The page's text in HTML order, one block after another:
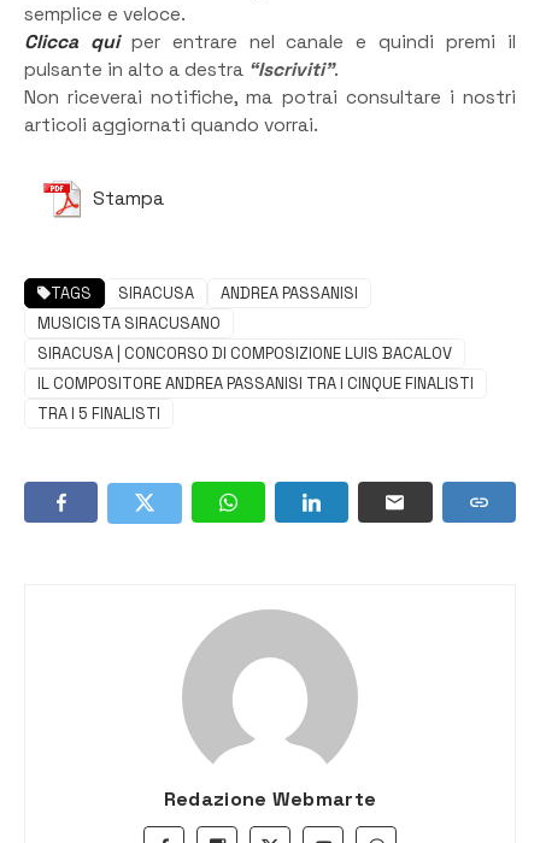
semplice e veloce.
Clicca quiper entrare nel canale e quindi premi il
pulsante in alto a destra “Iscriviti”.
Non riceverai notifiche, ma potrai consultare i nostri
articoli aggiornati quando vorrai.
Stampa
TAGS SIRACUSA
ANDREA PASSANISI
MUSICISTA SIRACUSANO
SIRACUSA | CONCORSO DI COMPOSIZIONE LUIS BACALOV
IL COMPOSITORE ANDREA PASSANISI TRA I CINQUE FINALISTI
TRA I 5 FINALISTI
Redazione Webmarte